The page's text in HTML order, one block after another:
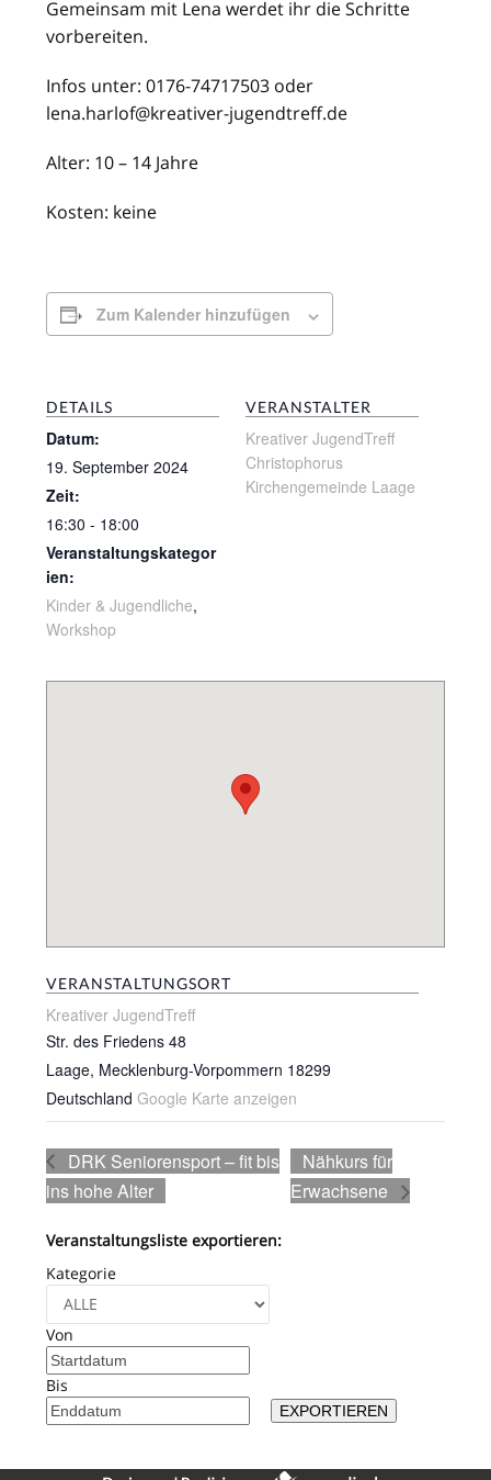
Gemeinsam mit Lena werdet ihr die Schritte
vorbereiten.
Infos unter: 0176-74717503 oder
lena.harlof@kreativer-jugendtreff.de
Alter: 10 – 14 Jahre
Kosten: keine
Zum Kalender hinzufügen
DETAILS
Datum:
19. September 2024
Zeit:
16:30 - 18:00
Veranstaltungskategor
ien:
Kinder & Jugendliche,
Workshop
VERANSTALTER
Kreativer JugendTreff
Christophorus
Kirchengemeinde Laage
VERANSTALTUNGSORT
Kreativer JugendTreff
Str. des Friedens 48
Laage, Mecklenburg-Vorpommern 18299
Deutschland Google Karte anzeigen
DRK Seniorensport – fit bis
ins hohe Alter
Nähkurs für
Erwachsene
Veranstaltungsliste exportieren:
Kategorie
Von
Bis